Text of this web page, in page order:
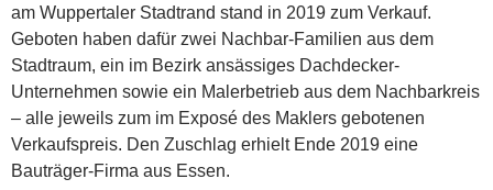
am Wuppertaler Stadtrand stand in 2019 zum Verkauf.
Geboten haben dafür zwei Nachbar-Familien aus dem
Stadtraum, ein im Bezirk ansässiges Dachdecker-
Unternehmen sowie ein Malerbetrieb aus dem Nachbarkreis
– alle jeweils zum im Exposé des Maklers gebotenen
Verkaufspreis. Den Zuschlag erhielt Ende 2019 eine
Bauträger-Firma aus Essen.